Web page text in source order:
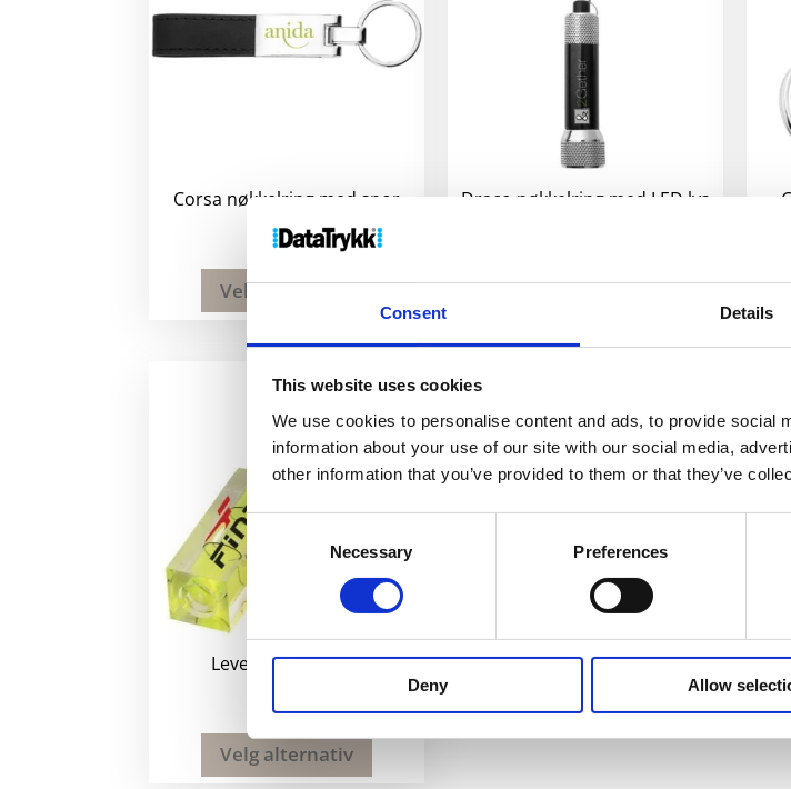
Consent Details
This website uses cookies
We use cookies to personalise content and ads, to provide social
information about your use of our site with our social media,
other information that you’ve provided to them or that they’ve
Consent
Selection
Necessary Preferences
Deny Allow
Corsa nøkkelring med snor
29kr
Velg alternativ
Draco nøkkelring med LED lys
Velg alternativ
Leveler nøkkelring
Velg alternativ